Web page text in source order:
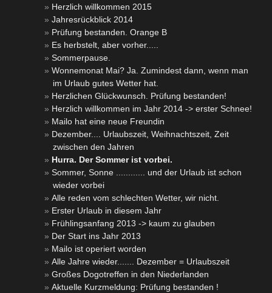
Herzlich willkommen 2015
Jahresrückblick 2014
Prüfung bestanden. Orange B
Es herbstelt, aber vorher.....
Sommerpause.
Wonnemonat Mai? Ja. Zumindest dann, wenn man
im Urlaub gutes Wetter hat.
Herzlichen Glückwunsch. Prüfung bestanden!
Herzlich willkommen im Jahr 2014 -> erster Schnee!
Mailo hat eine neue Freundin
Dezember.... Urlaubszeit, Weihnachtszeit, Zeit
zwischen den Jahren
Hurra. Der Sommer ist vorbei.
Sommer, Sonne ............ und der Urlaub ist schon
wieder vorbei
Alle reden vom schlechten Wetter, wir nicht.
Erster Urlaub in diesem Jahr
Frühlingsanfang 2013 -> kaum zu glauben
Der Start ins Jahr 2013
Mailo ist operiert worden
Alle Jahre wieder....... Dezember = Urlaubszeit
Großes Dogotreffen in den Niederlanden
Aktuelle Kurzmeldung: Prüfung bestanden !